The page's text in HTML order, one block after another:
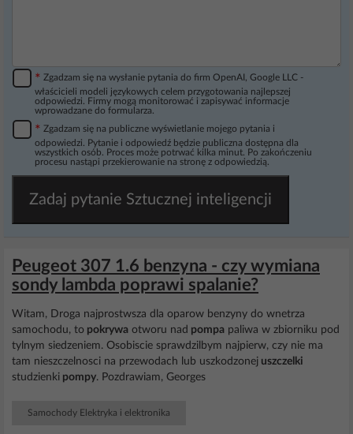
* Zgadzam się na wysłanie pytania do firm OpenAI, Google LLC -
właścicieli modeli językowych celem przygotowania najlepszej
odpowiedzi. Firmy mogą monitorować i zapisywać informacje
wprowadzane do formularza.
* Zgadzam się na publiczne wyświetlanie mojego pytania i
odpowiedzi. Pytanie i odpowiedź będzie publiczna dostępna dla
wszystkich osób. Proces może potrwać kilka minut. Po zakończeniu
procesu nastąpi przekierowanie na stronę z odpowiedzią.
Zadaj pytanie Sztucznej inteligencji
Peugeot 307 1.6 benzyna - czy wymiana
sondy lambda poprawi spalanie?
Witam, Droga najprostwsza dla oparow benzyny do wnetrza
samochodu, to pokrywa otworu nad pompa paliwa w zbiorniku pod
tylnym siedzeniem. Osobiscie sprawdzilbym najpierw, czy nie ma
tam nieszczelnosci na przewodach lub uszkodzonej uszczelki
studzienki pompy. Pozdrawiam, Georges
Samochody Elektryka i elektronika